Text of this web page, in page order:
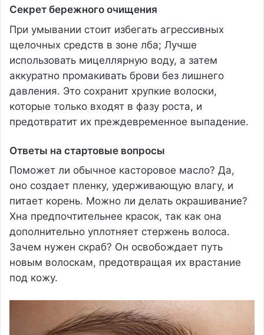
Секрет бережного очищения
При умывании стоит избегать агрессивных
щелочных средств в зоне лба; Лучше
использовать мицеллярную воду, а затем
аккуратно промакивать брови без лишнего
давления. Это сохранит хрупкие волоски,
которые только входят в фазу роста, и
предотвратит их преждевременное выпадение.
Ответы на стартовые вопросы
Поможет ли обычное касторовое масло? Да,
оно создает пленку, удерживающую влагу, и
питает корень. Можно ли делать окрашивание?
Хна предпочтительнее красок, так как она
дополнительно уплотняет стержень волоса.
Зачем нужен скраб? Он освобождает путь
новым волоскам, предотвращая их врастание
под кожу.